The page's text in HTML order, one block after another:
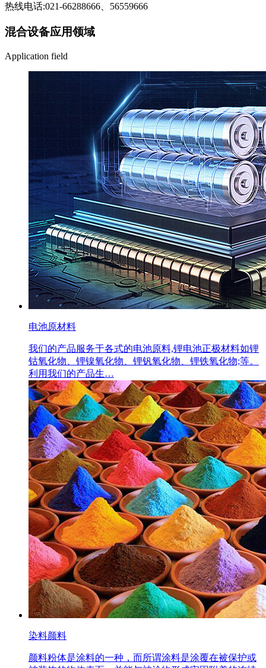
热线电话:021-66288666、56559666
混合设备应用领域
Application field
电池原材料
我们的产品服务于各式的电池原料,锂电池正极材料如锂
钴氧化物、锂镍氧化物、锂钒氧化物、锂铁氧化物;等。
利用我们的产品生…
染料颜料
颜料粉体是涂料的一种，而所谓涂料是涂覆在被保护或